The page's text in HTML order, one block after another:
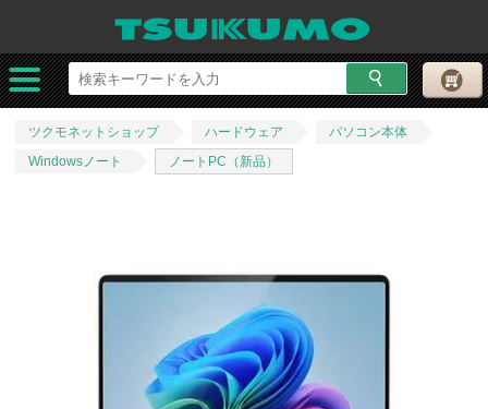
ツクモネットショップ ハードウェア
パソコン本体
Windowsノート
ノートPC（新品）